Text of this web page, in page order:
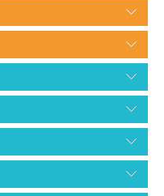
ート
付内容・発送状況の確認